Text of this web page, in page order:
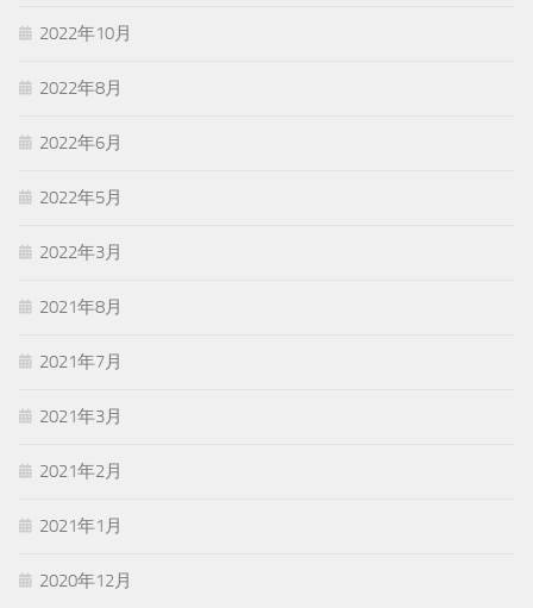
2022年10月
2022年8月
2022年6月
2022年5月
2022年3月
2021年8月
2021年7月
2021年3月
2021年2月
2021年1月
2020年12月